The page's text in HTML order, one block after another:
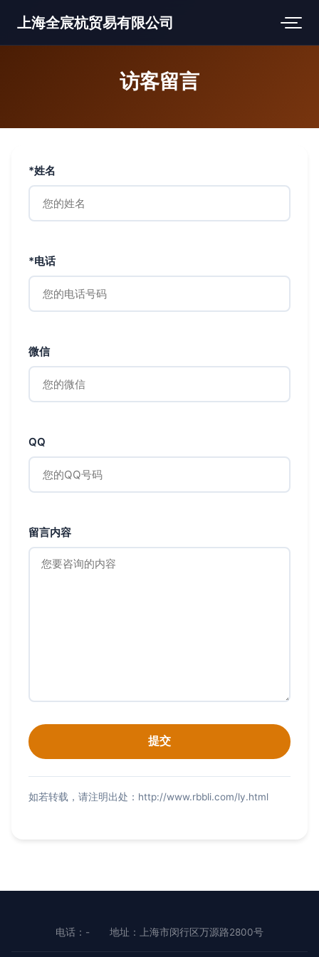
上海全宸杭贸易有限公司
访客留言
*姓名
*电话
微信
QQ
留言内容
如若转载，请注明出处：http://www.rbbli.com/ly.html
电话：- 地址：上海市闵行区万源路2800号